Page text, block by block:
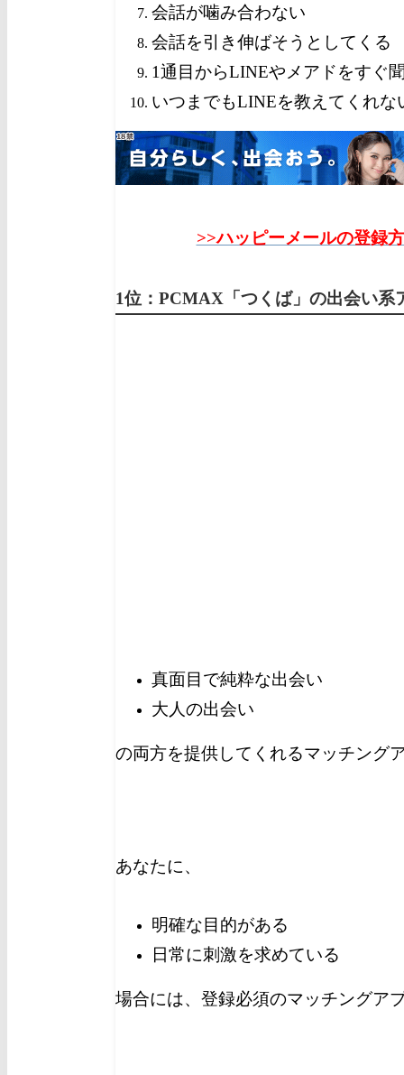
会話が噛み合わない
会話を引き伸ばそうとしてくる
1通目からLINEやメアドをすぐ
いつまでもLINEを教えてくれな
>>ハッピーメールの登録
1位：PCMAX「つくば」の出会い系
真面目で純粋な出会い
大人の出会い
の両方を提供してくれるマッチング
あなたに、
明確な目的がある
日常に刺激を求めている
場合には、登録必須のマッチングア